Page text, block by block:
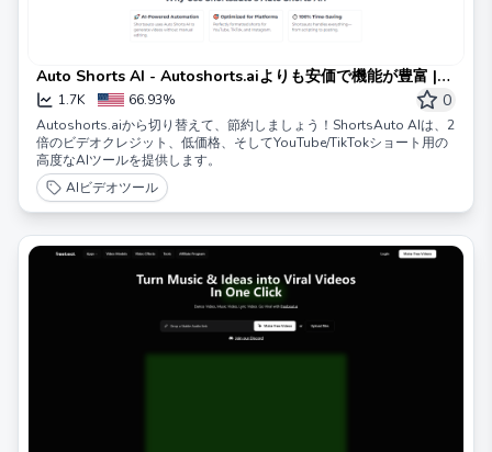
Auto Shorts AI - Autoshorts.aiよりも安価で機能が豊富 |
ShortsAuto
1.7K 66.93% 0
Autoshorts.aiから切り替えて、節約しましょう！ShortsAuto AIは、2
倍のビデオクレジット、低価格、そしてYouTube/TikTokショート用の
高度なAIツールを提供します。
AIビデオツール